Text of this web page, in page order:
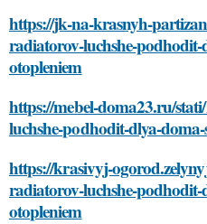
https://jk-na-krasnyh-
radiatorov-luchshe-
otopleniem
https://mebel-doma23.ru/
luchshe-podhodit-dlya-
https://krasivyj-
radiatorov-luchshe-
otopleniem